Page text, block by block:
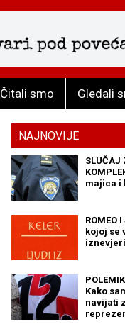
Čitali smo Gledali
NAJNOVIJE
SLUČAJ
majica i
ROMEO
kojoj se
Kako
navijati